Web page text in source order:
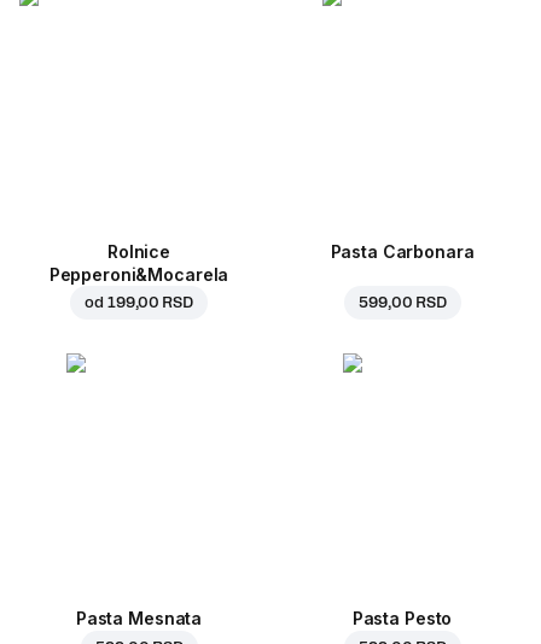
Rolnice
Pepperoni&Mocarela
od 199,00 RSD
Pasta Carbonara
599,00 RSD
Pasta Mesnata Pasta Pesto